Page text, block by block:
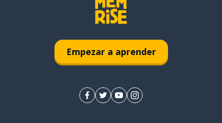
Empezar a aprender